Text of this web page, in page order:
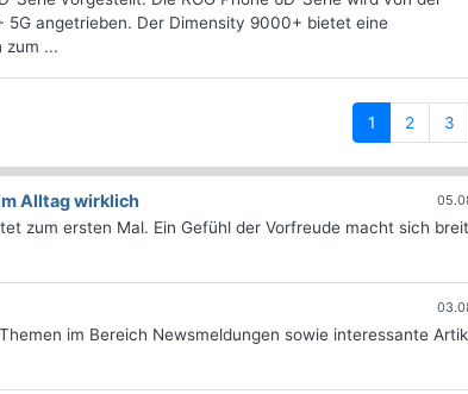
angetrieben. Der Dimensity 9000+ bietet eine
zum ...
1 (current)
2 3
Alltag wirklich
zum ersten Mal. Ein Gefühl der Vorfreude macht sich
im Bereich Newsmeldungen sowie interessante